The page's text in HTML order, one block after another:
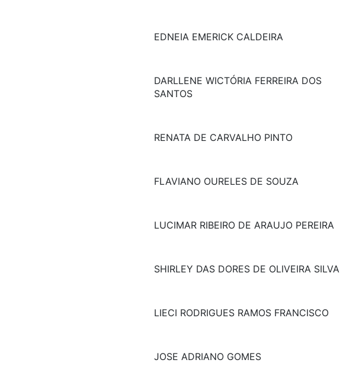
EDNEIA EMERICK CALDEIRA
DARLLENE WICTÓRIA FERREIRA DOS
SANTOS
RENATA DE CARVALHO PINTO
FLAVIANO OURELES DE SOUZA
LUCIMAR RIBEIRO DE ARAUJO PEREIRA
SHIRLEY DAS DORES DE OLIVEIRA SILVA
LIECI RODRIGUES RAMOS FRANCISCO
JOSE ADRIANO GOMES